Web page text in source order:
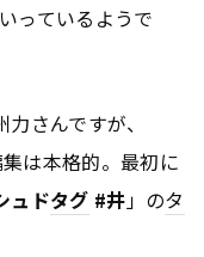
っているようで
さんですが、
は本格的。最初に
ュドタグ #井」のタ